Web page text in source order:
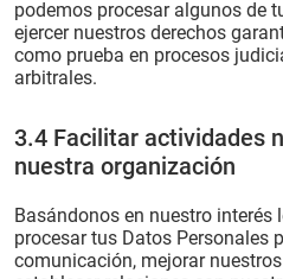
podemos procesar algunos de
ejercer nuestros derechos
como prueba en procesos
arbitrales.
3.4 Facilitar actividades
nuestra organización
Basándonos en nuestro
procesar tus Datos Personales
comunicación, mejorar